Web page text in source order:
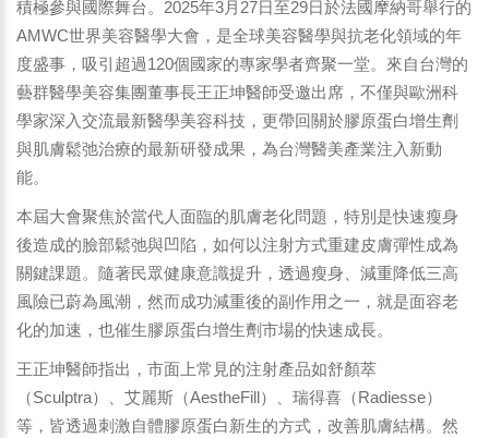
積極參與國際舞台。2025年3月27日至29日於法國摩納哥舉行的
AMWC世界美容醫學大會，是全球美容醫學與抗老化領域的年
度盛事，吸引超過120個國家的專家學者齊聚一堂。來自台灣的
藝群醫學美容集團董事長王正坤醫師受邀出席，不僅與歐洲科
學家深入交流最新醫學美容科技，更帶回關於膠原蛋白增生劑
與肌膚鬆弛治療的最新研發成果，為台灣醫美產業注入新動
能。
本屆大會聚焦於當代人面臨的肌膚老化問題，特別是快速瘦身
後造成的臉部鬆弛與凹陷，如何以注射方式重建皮膚彈性成為
關鍵課題。隨著民眾健康意識提升，透過瘦身、減重降低三高
風險已蔚為風潮，然而成功減重後的副作用之一，就是面容老
化的加速，也催生膠原蛋白增生劑市場的快速成長。
王正坤醫師指出，市面上常見的注射產品如舒顏萃
（Sculptra）、艾麗斯（AestheFill）、瑞得喜（Radiesse）
等，皆透過刺激自體膠原蛋白新生的方式，改善肌膚結構。然